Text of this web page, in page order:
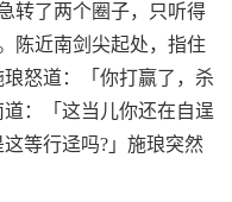
转了两个圈子，只听得
陈近南剑尖起处，指住
怒道：「你打赢了，杀
：「这当儿你还在自逞
等行迳吗?」施琅突然